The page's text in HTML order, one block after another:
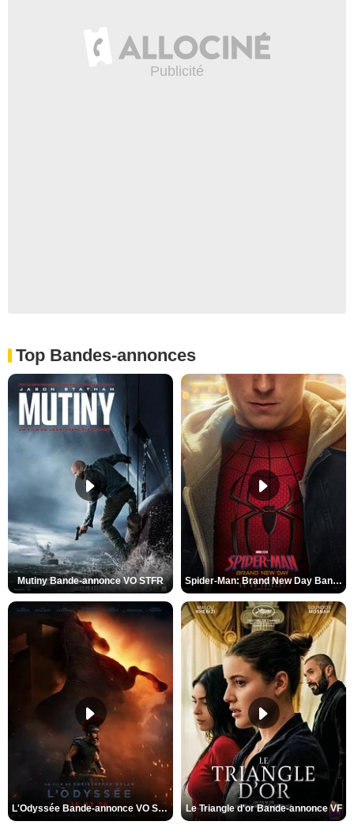
Top Bandes-annonces
Mutiny Bande-annonce VO STFR Spider-Man: Brand New Day Bande-annonce VO STFR
L'Odyssée Bande-annonce VO STFR Le Triangle d'or Bande-annonce VF